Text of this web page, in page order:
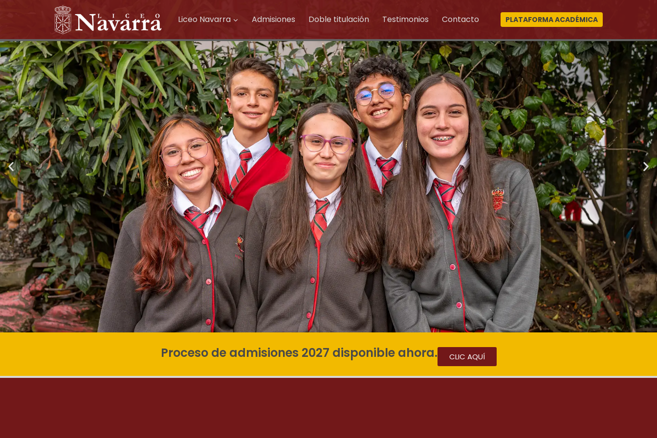
Liceo Navarra Admisiones Doble titulación Testimonios Contacto PLATAFORMA ACADÉMICA
Navarra
Proceso de admisiones 2027 disponible ahora. CLIC AQUÍ